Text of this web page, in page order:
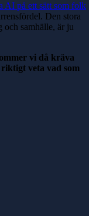
AI på ett sätt som folk
Den stora
och samhälle, är ju
vi då kräva
veta vad som